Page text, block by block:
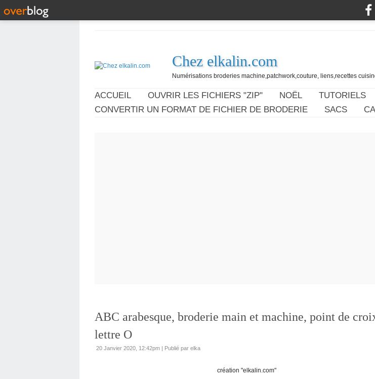
Chez elkalin.com
Numérisations broderies machine,patchwork,couture, liens,recettes
ACCUEIL OUVRIR LES FICHIERS "ZIP" NOËL TUTORIELS
CONVERTIR UN FORMAT DE FICHIER DE BRODERIE
SACS
ABC arabesque, broderie main et machine, point de
lettre O
20 Janvier 2020, 12:42pm | Publié par elka
création "elkalin.com"